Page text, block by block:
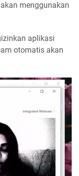
akan menggunakan
aplikasi
otomatis akan